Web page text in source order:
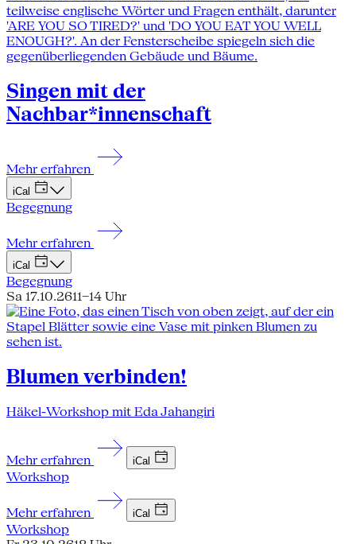
Singen mit der
Nachbar*innenschaft
Mehr erfahren
iCal
Begegnung
Mehr erfahren
iCal
Begegnung
Sa 17.10.2611–14 Uhr
Blumen verbinden!
Häkel-Workshop mit Eda Jahangiri
Mehr erfahren iCal
Workshop
Mehr erfahren iCal
Workshop